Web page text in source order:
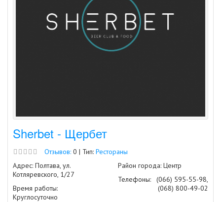
Sherbet - Щербет
Отзывов: 0 | Тип: Рестораны
Адрес: Полтава, ул.
Котляревского, 1/27
Время работы:
Круглосуточно
Район города: Центр
Телефоны:
(066) 595-55-98,
(068) 800-49-02